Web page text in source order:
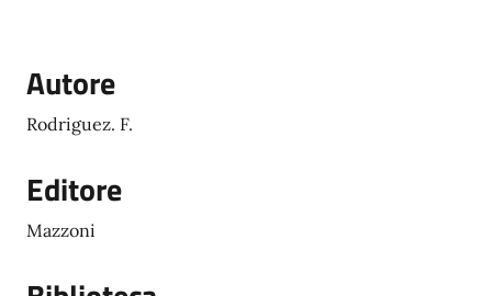
Autore
Rodriguez. F.
Editore
Mazzoni